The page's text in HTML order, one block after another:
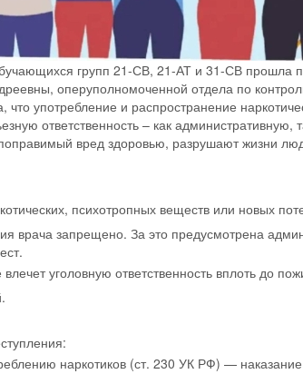
групп 21-СВ, 21-АТ и 31-СВ прошла
оперуполномоченной отдела по
употребление и распространение
ответственность – как административную,
вред здоровью, разрушают жизни
психотропных веществ или новых
врача запрещено. За это предусмотрена
уголовную ответственность вплоть до
наркотиков (ст. 230 УК РФ) —